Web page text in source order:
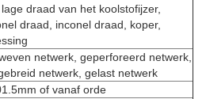
draad van het koolstofijzer,
draad, inconel draad, koper,
netwerk, geperforeerd netwerk,
netwerk, gelast netwerk
of vanaf orde